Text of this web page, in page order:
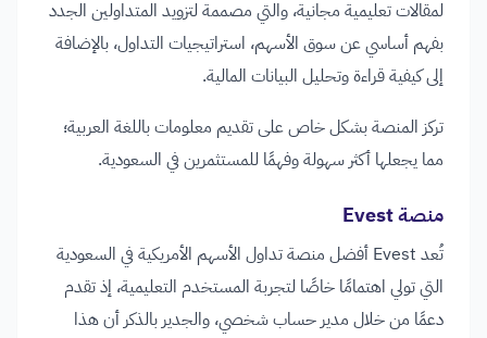
لمقالات تعليمية مجانية، والتي مصممة لتزويد المتداولين الجدد
بفهم أساسي عن سوق الأسهم، استراتيجيات التداول، بالإضافة
إلى كيفية قراءة وتحليل البيانات المالية.
تركز المنصة بشكل خاص على تقديم معلومات باللغة العربية؛
مما يجعلها أكثر سهولة وفهمًا للمستثمرين في السعودية.
منصة Evest
تُعد Evest أفضل منصة تداول الأسهم الأمريكية في السعودية
التي تولي اهتمامًا خاصًا لتجربة المستخدم التعليمية، إذ تقدم
دعمًا من خلال مدير حساب شخصي، والجدير بالذكر أن هذا